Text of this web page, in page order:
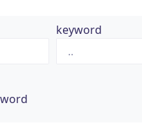
keyword